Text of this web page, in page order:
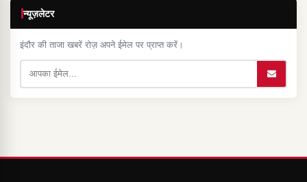
न्यूज़लेटर
इंदौर की ताजा खबरें रोज़ अपने ईमेल पर प्राप्त करें।